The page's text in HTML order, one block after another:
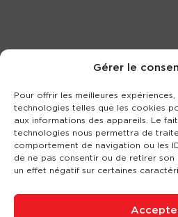
Gérer le
Pour offrir les meilleures expériences,
technologies telles que les cookies
aux informations des appareils. Le
technologies nous permettra de
comportement de navigation ou les
de ne pas consentir ou de retirer
un effet négatif sur certaines